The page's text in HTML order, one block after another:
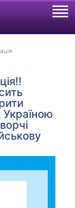
Україною